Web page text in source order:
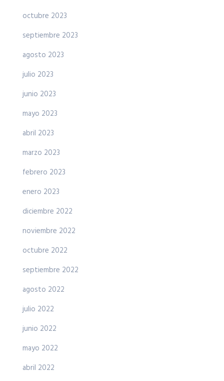
octubre 2023
septiembre 2023
agosto 2023
julio 2023
junio 2023
mayo 2023
abril 2023
marzo 2023
febrero 2023
enero 2023
diciembre 2022
noviembre 2022
octubre 2022
septiembre 2022
agosto 2022
julio 2022
junio 2022
mayo 2022
abril 2022